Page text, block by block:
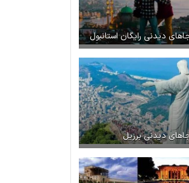
دیدنی رایگان استانبول
دیدنی برزیل